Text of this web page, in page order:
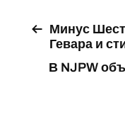
Минус
Гевара и
В NJPW